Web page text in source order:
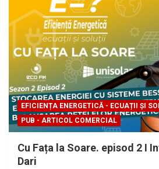
EFICIENȚA ENERGETICĂ - ECUAȚII ȘI
PUB - ARTICOL COMERCIAL
Cu Fața la Soare. episod 2 I
Dari